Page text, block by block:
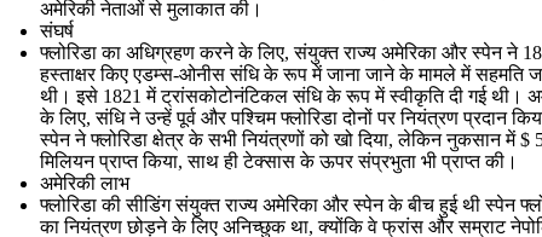
अमेरिकी नेताओं से मुलाकात की।
संघर्ष
फ्लोरिडा का अधिग्रहण करने के लिए, संयुक्त राज्य अमेरिका और स्पेन ने
हस्ताक्षर किए एडम्स-ओनीस संधि के रूप में जाना जाने के मामले में सहमति
थी। इसे 1821 में ट्रांसकोटोनंटिकल संधि के रूप में स्वीकृति दी गई थी।
के लिए, संधि ने उन्हें पूर्व और पश्चिम फ्लोरिडा दोनों पर नियंत्रण प्रदान
स्पेन ने फ्लोरिडा क्षेत्र के सभी नियंत्रणों को खो दिया, लेकिन नुकसान में $
मिलियन प्राप्त किया, साथ ही टेक्सास के ऊपर संप्रभुता भी प्राप्त की।
अमेरिकी लाभ
फ्लोरिडा की सीडिंग संयुक्त राज्य अमेरिका और स्पेन के बीच हुई थी स्पेन
का नियंत्रण छोड़ने के लिए अनिच्छुक था, क्योंकि वे फ्रांस और सम्राट